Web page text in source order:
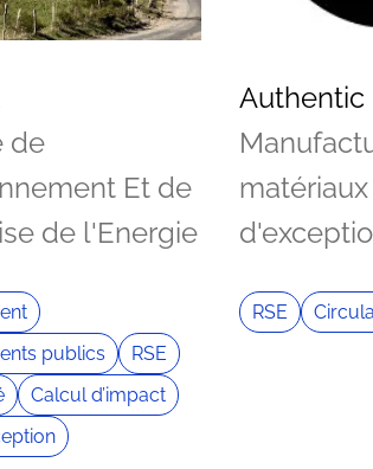
de
Et de
de l'Energie
publics
RSE
Calcul d’impact
Authentic
RSE